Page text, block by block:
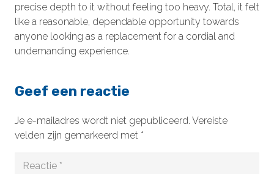
precise depth to it without feeling too heavy. Total, it felt
like a reasonable, dependable opportunity towards
anyone looking as a replacement for a cordial and
undemanding experience.
Geef een reactie
Je e-mailadres wordt niet gepubliceerd. Vereiste
velden zijn gemarkeerd met *